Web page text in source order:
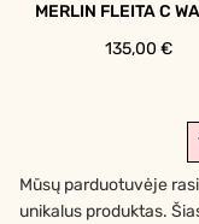
MERLIN FLEITA C
135,00 €
Mūsų parduotuvėje
unikalus produktas.